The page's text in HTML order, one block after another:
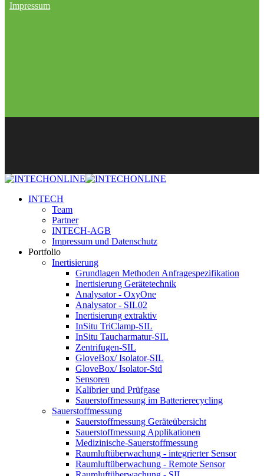
Impressum
INTECH
Team
Partner
INTECH-AGB
Impressum und Datenschutz
Portfolio
Inertisierung
Grundlagen Methoden Anfragespezifikation
Inertisierung Gerätetechnik
Analysator - OxyOne
Analysator - SIL02
Inertisierung extraktiv
InSitu TriClamp-SIL
InSitu Taucharmatur-SIL
Zentrifugen-SIL
GloveBox/ Isolator-SIL
GloveBox/ Isolator-Std
Sensoren
Kalibrier und Prüfgase
Sauerstoffmessung im Batterierecycling
Sauerstoffmessung
Sauerstoffmessung Geräteübersicht
Sauerstoffmessung Applikationen
Medizinische-Sauerstoffmessung
Raumluftüberwachung - integrierter Sensor
Raumluftüberwachung - Remote Sensor